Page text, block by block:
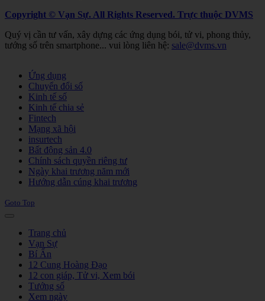
Copyright © Vạn Sự. All Rights Reserved. Trực thuộc DVMS
Quý vị cần tư vấn, xây dựng các ứng dụng bói, tử vi, phong thủy,
tướng số trên smartphone... vui lòng liên hệ: sale@dvms.vn
Ứng dụng
Chuyển đổi số
Kinh tế số
Kinh tế chia sẻ
Fintech
Mạng xã hội
insurtech
Bất động sản 4.0
Chính sách quyền riêng tư
Ngày khai trương năm mới
Hướng dẫn cúng khai trương
Goto Top
Trang chủ
Vạn Sự
Bí Ẩn
12 Cung Hoàng Đạo
12 con giáp, Tử vi, Xem bói
Tướng số
Xem ngày